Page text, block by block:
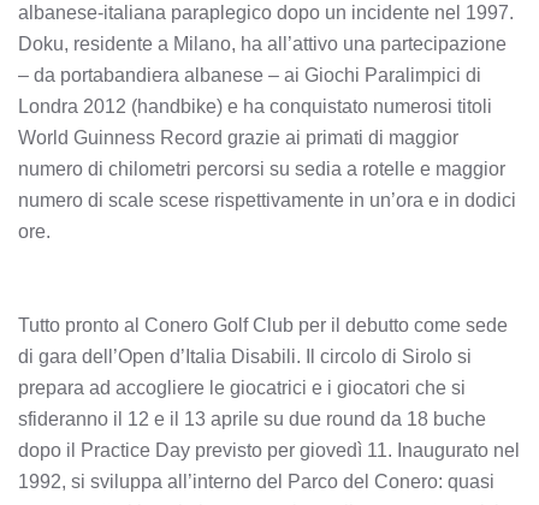
albanese-italiana paraplegico dopo un incidente nel 1997.
Doku, residente a Milano, ha all’attivo una partecipazione
– da portabandiera albanese – ai Giochi Paralimpici di
Londra 2012 (handbike) e ha conquistato numerosi titoli
World Guinness Record grazie ai primati di maggior
numero di chilometri percorsi su sedia a rotelle e maggior
numero di scale scese rispettivamente in un’ora e in dodici
ore.
Tutto pronto al Conero Golf Club per il debutto come sede
di gara dell’Open d’Italia Disabili. Il circolo di Sirolo si
prepara ad accogliere le giocatrici e i giocatori che si
sfideranno il 12 e il 13 aprile su due round da 18 buche
dopo il Practice Day previsto per giovedì 11. Inaugurato nel
1992, si sviluppa all’interno del Parco del Conero: quasi